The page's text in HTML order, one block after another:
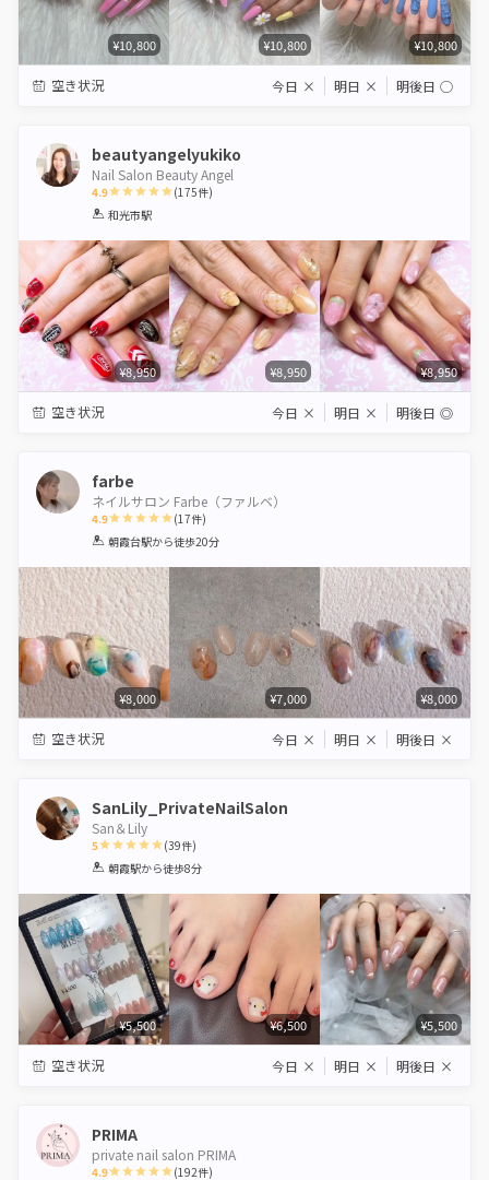
¥10,800 ¥10,800 ¥10,800
空き状況 今日 × 明日 × 明後日 ◯
beautyangelyukiko
Nail Salon Beauty Angel
4.9
1 2 3 4
(175件)
和光市駅
¥8,950 ¥8,950 ¥8,950
空き状況 今日 × 明日 × 明後日 ◎
farbe
ネイルサロン Farbe（ファルベ）
4.9
1 2 3 4 5
(17件)
朝霞台駅から徒歩20分
¥8,000 ¥7,000 ¥8,000
空き状況 今日 × 明日 × 明後日 ×
SanLily_PrivateNailSalon
San＆Lily
5
1 2 3 4 5
(39件)
朝霞駅から徒歩8分
¥5,500 ¥6,500 ¥5,500
空き状況 今日 × 明日 × 明後日 ×
PRIMA
private nail salon PRIMA
4.9 (192件)